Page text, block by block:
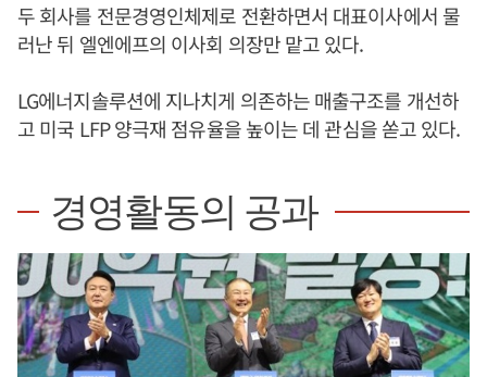
두 회사를 전문경영인체제로 전환하면서 대표이사에서 물
러난 뒤 엘엔에프의 이사회 의장만 맡고 있다.
LG에너지솔루션에 지나치게 의존하는 매출구조를 개선하
고 미국 LFP 양극재 점유율을 높이는 데 관심을 쏟고 있다.
경영활동의 공과